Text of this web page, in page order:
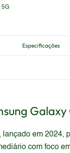
5G
Especificações
Galaxy
lançado em 2024,
com foco